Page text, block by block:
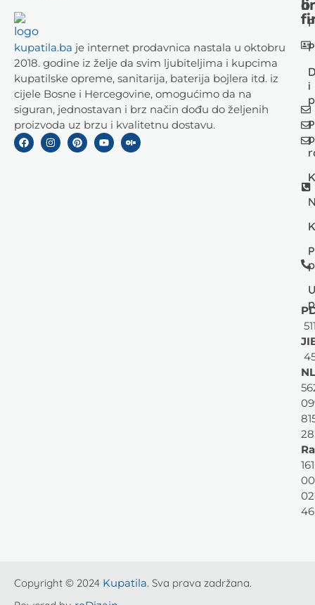
kupatila.ba je internet prodavnica nastala u oktobru
2018. godine iz želje da svim ljubiteljima i kupcima
kupatilske opreme, sanitarija, baterija bojlera itd. iz
cijele Bosne i Hercegovine, omogućimo da na
siguran, jednostavan i brz način dođu do željenih
proizvoda uz brzu i kvalitetnu dostavu.
i
o
28
46
Copyright © 2024 Kupatila. Sva prava zadržana.